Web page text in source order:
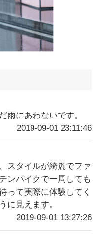
雨にあわないです。
2019-09-01 23:11:46
スタイルが綺麗でファ
ンバイクで一周しても
って実際に体験してく
に見えます。
2019-09-01 13:27:26